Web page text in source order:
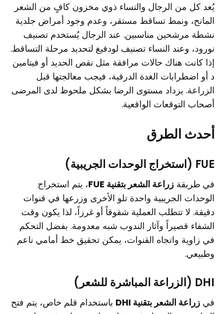
يُعد كل من الرجال والنساء ذوي مخزون كافٍ من الشعر
المانح، ونمط تساقط مستقر، وعدم وجود أمراض جلدية
نشطة مرشحين مناسبين. عند الرجال يُستخدم تصنيف
نورود، وعند النساء تصنيف لودفيغ لتحديد مرحلة التساقط.
إذا كانت هناك حالات مرافقة مثل نقص الحديد أو فيتامين
د أو اضطرابات الغدة الدرقية، فيجب معالجتها قبل
الزراعة. يزداد مستوى الرضا بشكل ملحوظ لدى المرضى
أصحاب التوقعات الواقعية.
أحدث الطرق
FUE (استخراج الوحدات الجريبية)
في طريقة زراعة الشعر بتقنية FUE
، يتم استخراج
الوحدات الجريبية واحدة تلو الأخرى وزرعها في قنوات
دقيقة. لا تتطلب العملية شقوقاً أو غرزاً، لذا يكون وقت
الشفاء قصيراً وآثار الندوب شبه معدومة. بفضل التحكم
في زاوية واتجاه القنوات، يمكن تحقيق خط أمامي ناعم
وطبيعي.
DHI (الزراعة المباشرة للشعر)
في زراعة الشعر بتقنية DHI
باستخدام قلم خاص، يتم فتح